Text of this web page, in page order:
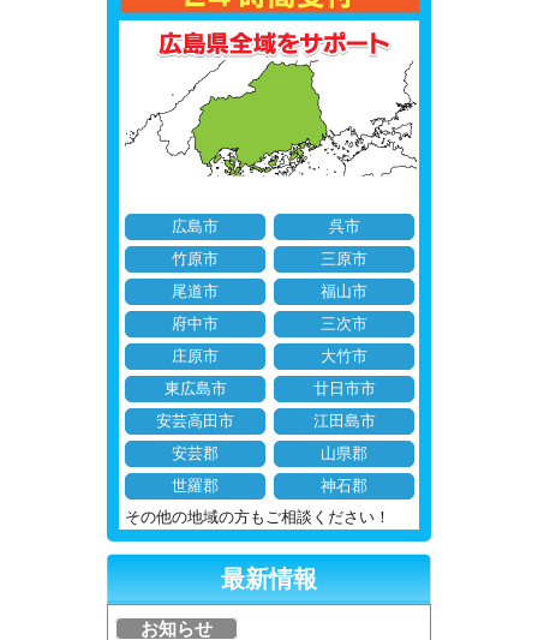
広島市
呉市
竹原市
三原市
尾道市
福山市
府中市
三次市
庄原市
大竹市
東広島市
廿日市市
安芸高田市
江田島市
安芸郡
山県郡
世羅郡
神石郡
その他の地域の方もご相談ください！
最新情報
お知らせ